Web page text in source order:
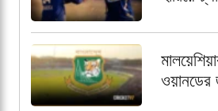
ওয়ানডের